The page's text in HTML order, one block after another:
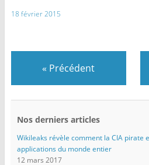
18 février 2015
« Précédent
Nos derniers articles
Wikileaks révèle comment la CIA pirate
applications du monde entier
12 mars 2017